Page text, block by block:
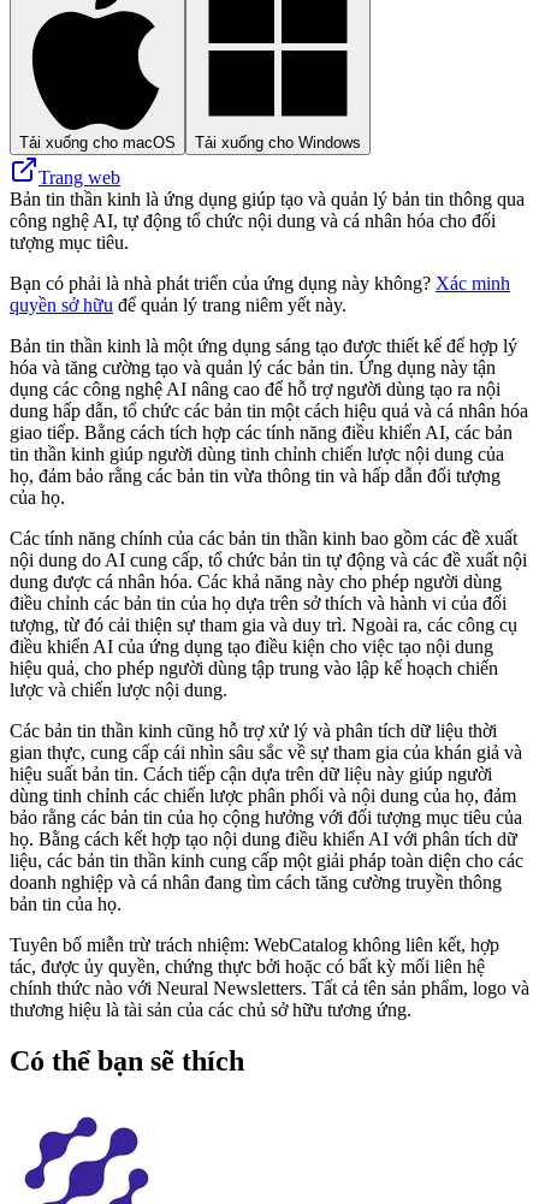
Tải xuống cho macOS Tải xuống cho Windows
Trang web
Bản tin thần kinh là ứng dụng giúp tạo và quản lý bản tin thông qua
công nghệ AI, tự động tổ chức nội dung và cá nhân hóa cho đối
tượng mục tiêu.
Bạn có phải là nhà phát triển của ứng dụng này không? Xác minh
quyền sở hữu để quản lý trang niêm yết này.
Bản tin thần kinh là một ứng dụng sáng tạo được thiết kế để hợp lý
hóa và tăng cường tạo và quản lý các bản tin. Ứng dụng này tận
dụng các công nghệ AI nâng cao để hỗ trợ người dùng tạo ra nội
dung hấp dẫn, tổ chức các bản tin một cách hiệu quả và cá nhân hóa
giao tiếp. Bằng cách tích hợp các tính năng điều khiển AI, các bản
tin thần kinh giúp người dùng tinh chỉnh chiến lược nội dung của
họ, đảm bảo rằng các bản tin vừa thông tin và hấp dẫn đối tượng
của họ.
Các tính năng chính của các bản tin thần kinh bao gồm các đề xuất
nội dung do AI cung cấp, tổ chức bản tin tự động và các đề xuất nội
dung được cá nhân hóa. Các khả năng này cho phép người dùng
điều chỉnh các bản tin của họ dựa trên sở thích và hành vi của đối
tượng, từ đó cải thiện sự tham gia và duy trì. Ngoài ra, các công cụ
điều khiển AI của ứng dụng tạo điều kiện cho việc tạo nội dung
hiệu quả, cho phép người dùng tập trung vào lập kế hoạch chiến
lược và chiến lược nội dung.
Các bản tin thần kinh cũng hỗ trợ xử lý và phân tích dữ liệu thời
gian thực, cung cấp cái nhìn sâu sắc về sự tham gia của khán giả và
hiệu suất bản tin. Cách tiếp cận dựa trên dữ liệu này giúp người
dùng tinh chỉnh các chiến lược phân phối và nội dung của họ, đảm
bảo rằng các bản tin của họ cộng hưởng với đối tượng mục tiêu của
họ. Bằng cách kết hợp tạo nội dung điều khiển AI với phân tích dữ
liệu, các bản tin thần kinh cung cấp một giải pháp toàn diện cho các
doanh nghiệp và cá nhân đang tìm cách tăng cường truyền thông
bản tin của họ.
Tuyên bố miễn trừ trách nhiệm: WebCatalog không liên kết, hợp
tác, được ủy quyền, chứng thực bởi hoặc có bất kỳ mối liên hệ
chính thức nào với Neural Newsletters. Tất cả tên sản phẩm, logo và
thương hiệu là tài sản của các chủ sở hữu tương ứng.
Có thể bạn sẽ thích